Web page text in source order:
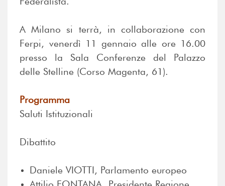
A Milano si terrà, in collaborazione con
Ferpi, venerdì 11 gennaio alle ore 16.00
presso la Sala Conferenze del Palazzo
delle Stelline (Corso Magenta, 61).
Programma
Saluti Istituzionali
Dibattito
Daniele VIOTTI, Parlamento europeo